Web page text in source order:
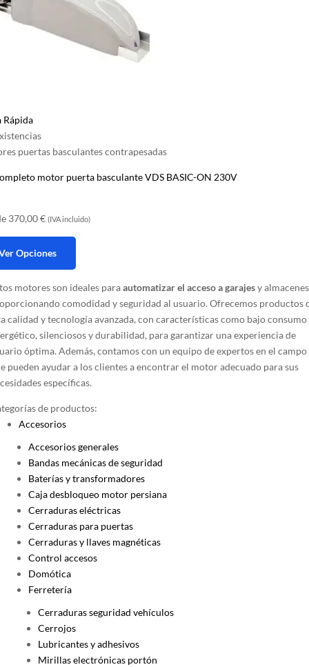
Rápida
puertas basculantes contrapesadas
motor puerta basculante VDS BASIC-ON 230V
370,00€ (IVA incluido)
Opciones
motores son ideales paraautomatizar el acceso a garajesy
comodidad y seguridad al usuario. Ofrecemos productos
calidad y tecnología avanzada, con características como bajo consumo
silenciosos y durabilidad, para garantizar una experiencia de
óptima. Además, contamos con un equipo de expertos en el campo
pueden ayudar a los clientes a encontrar el motor adecuado para sus
específicas.
de productos:
Accesorios
Accesorios generales
Bandas mecánicas de seguridad
Baterías y transformadores
Caja desbloqueo motor persiana
Cerraduras eléctricas
Cerraduras para puertas
Cerraduras y llaves magnéticas
Control accesos
Domótica
Ferretería
Cerraduras seguridad vehículos
Cerrojos
Lubricantes y adhesivos
Mirillas electrónicas portón